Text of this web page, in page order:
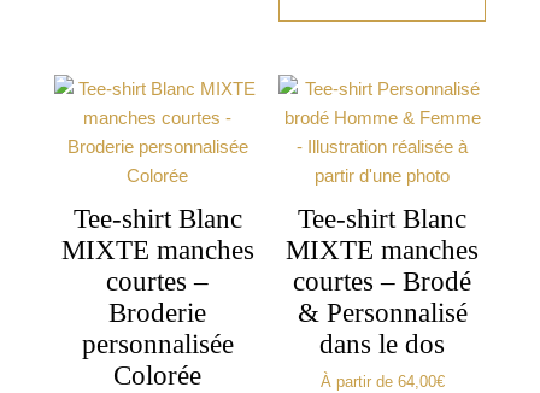
Tee-shirt Blanc
MIXTE manches
courtes –
Broderie
personnalisée
Colorée
Tee-shirt Blanc
MIXTE manches
courtes – Brodé
& Personnalisé
dans le dos
À partir de 64,00€